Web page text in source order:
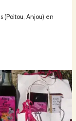
pour vos
(Poitou, Anjou) en